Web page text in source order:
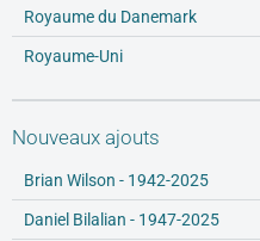
Royaume du Danemark
Royaume-Uni
Nouveaux ajouts
Brian Wilson - 1942-2025
Daniel Bilalian - 1947-2025